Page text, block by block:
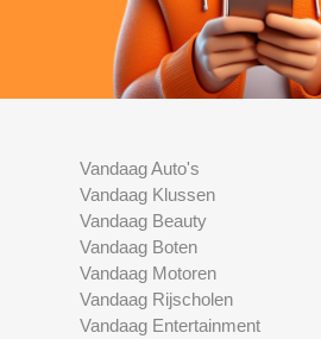
Vandaag Auto's
Vandaag Klussen
Vandaag Beauty
Vandaag Boten
Vandaag Motoren
Vandaag Rijscholen
Vandaag Entertainment